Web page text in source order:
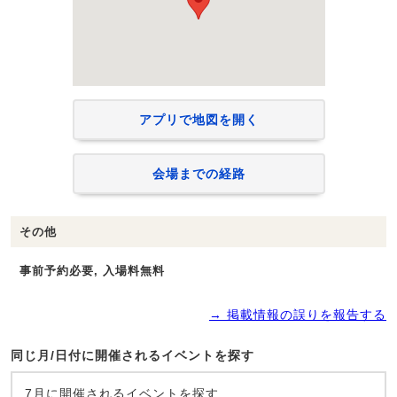
アプリで地図を開く
会場までの経路
その他
事前予約必要, 入場料無料
→ 掲載情報の誤りを報告する
同じ月/日付に開催されるイベントを探す
7月に開催されるイベントを探す